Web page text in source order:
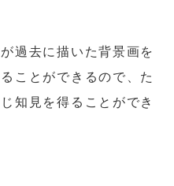
過去に描いた背景画を
ことができるので、た
知見を得ることができ